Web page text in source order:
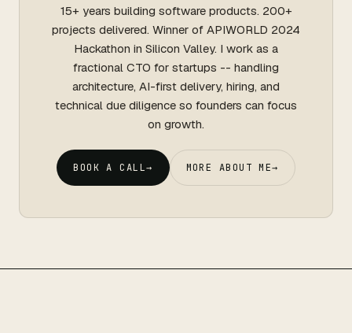
15+ years building software products. 200+
projects delivered. Winner of APIWORLD 2024
Hackathon in Silicon Valley. I work as a
fractional CTO for startups -- handling
architecture, AI-first delivery, hiring, and
technical due diligence so founders can focus
on growth.
BOOK A CALL→ MORE ABOUT ME→